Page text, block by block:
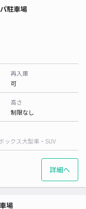
駐車場
再入庫
可
高さ
制限なし
ックス大型車・SUV
詳細へ
場